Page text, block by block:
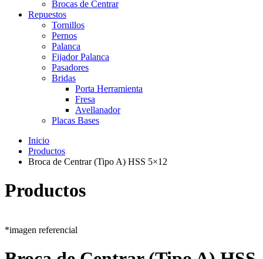
Brocas de Centrar
Repuestos
Tornillos
Pernos
Palanca
Fijador Palanca
Pasadores
Bridas
Porta Herramienta
Fresa
Avellanador
Placas Bases
Inicio
Productos
Broca de Centrar (Tipo A) HSS 5×12
Productos
*imagen referencial